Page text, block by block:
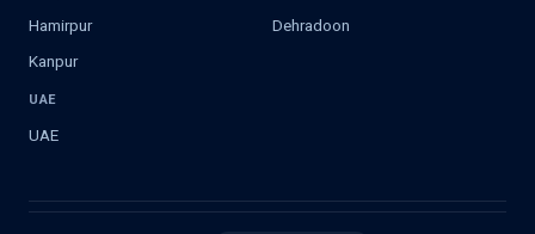
Hamirpur
Dehradoon
Kanpur
UAE
UAE